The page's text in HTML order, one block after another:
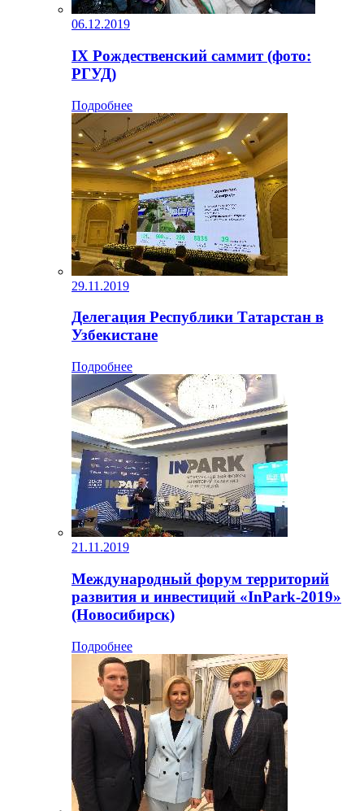
06.12.2019
IX Рождественский саммит (фото:
РГУД)
Подробнее
29.11.2019
Делегация Республики Татарстан в
Узбекистане
Подробнее
21.11.2019
Международный форум территорий
развития и инвестиций «InPark-2019»
(Новосибирск)
Подробнее